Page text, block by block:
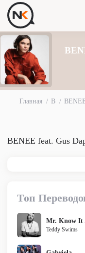
Главная B
BENEE feat. Gus
Топ
Mr. Know It
Teddy Swims